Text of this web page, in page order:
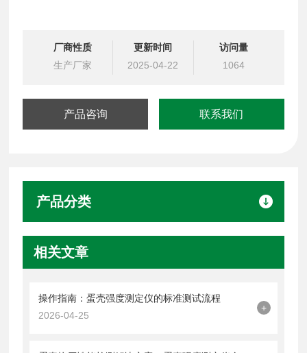
厂商性质
生产厂家
更新时间
2025-04-22
访问量
1064
产品咨询 联系我们
产品分类
相关文章
操作指南：蛋壳强度测定仪的标准测试流程
2026-04-25
+